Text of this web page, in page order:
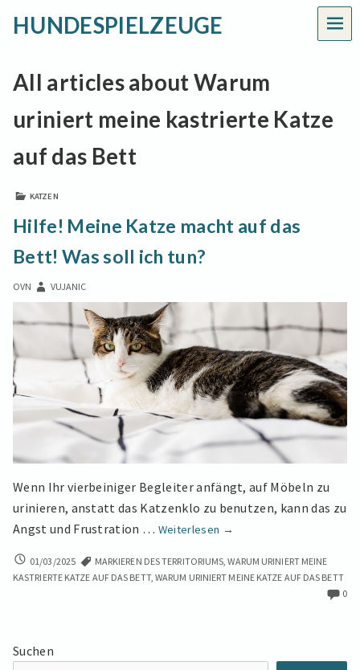
HUNDESPIELZEUGE
All articles about Warum
uriniert meine kastrierte Katze
auf das Bett
KATZEN
Hilfe! Meine Katze macht auf das
Bett! Was soll ich tun?
OVN VUJANIC
Wenn Ihr vierbeiniger Begleiter anfängt, auf Möbeln zu
urinieren, anstatt das Katzenklo zu benutzen, kann das zu
Angst und Frustration … Weiterlesen
Hilfe!
Katze
macht
Was
→
HILFE!
MEINE
BETT!
01/03/2025 MARKIEREN DES TERRITORIUMS,WARUM URINIERT MEINE
KASTRIERTE KATZE AUF DAS BETT, WARUM URINIERT MEINE KATZE AUF DAS BETT
0
Suchen